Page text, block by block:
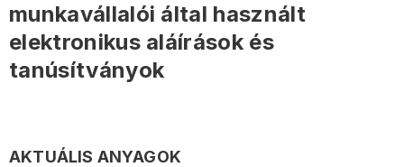
munkavállalói által használt
elektronikus aláírások és
tanúsítványok
AKTUÁLIS ANYAGOK